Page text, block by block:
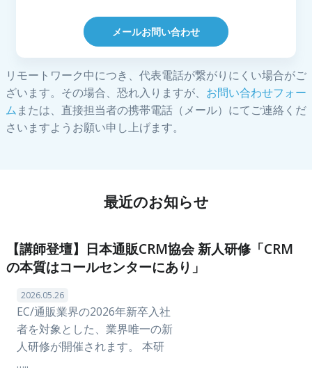
メールお問い合わせ
リモートワーク中につき、代表電話が繋がりにくい場合がご
ざいます。その場合、恐れ入りますが、 お問い合わせフォー
ムまたは、直接担当者の携帯電話（メール）にてご連絡くだ
さいますようお願い申し上げます。
最近のお知らせ
【講師登壇】日本通販CRM協会 新人研修「CRM
の本質はコールセンターにあり」
2026.05.26
EC/通販業界の2026年新卒入社
者を対象とした、業界唯一の新
人研修が開催されます。 本研
…..